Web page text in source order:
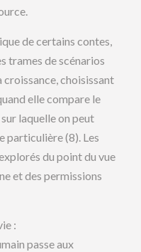
de certains contes,
trames de scénarios
croissance, choisissant
elle compare le
laquelle on peut
particulière (8). Les
du point du vue
et des permissions
:
passe aux